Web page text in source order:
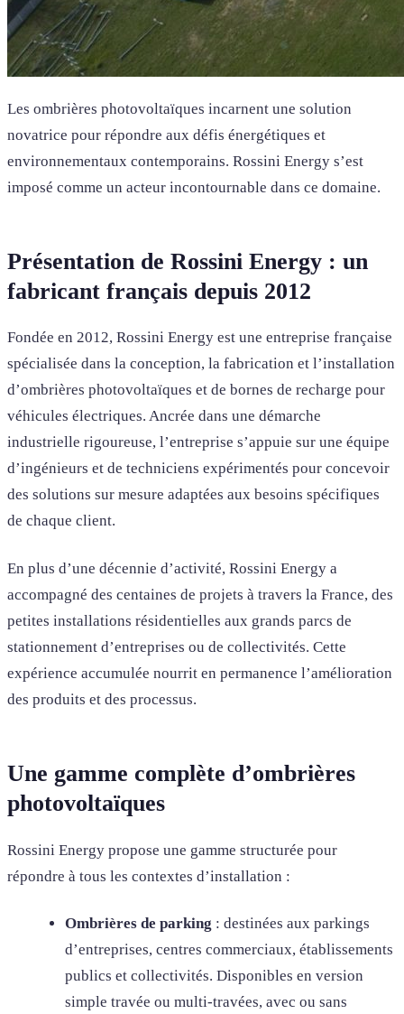
Les ombrières photovoltaïques incarnent une solution
novatrice pour répondre aux défis énergétiques et
environnementaux contemporains. Rossini Energy s’est
imposé comme un acteur incontournable dans ce domaine.
Présentation de Rossini Energy : un
fabricant français depuis 2012
Fondée en 2012, Rossini Energy est une entreprise française
spécialisée dans la conception, la fabrication et l’installation
d’ombrières photovoltaïques et de bornes de recharge pour
véhicules électriques. Ancrée dans une démarche
industrielle rigoureuse, l’entreprise s’appuie sur une équipe
d’ingénieurs et de techniciens expérimentés pour concevoir
des solutions sur mesure adaptées aux besoins spécifiques
de chaque client.
En plus d’une décennie d’activité, Rossini Energy a
accompagné des centaines de projets à travers la France, des
petites installations résidentielles aux grands parcs de
stationnement d’entreprises ou de collectivités. Cette
expérience accumulée nourrit en permanence l’amélioration
des produits et des processus.
Une gamme complète d’ombrières
photovoltaïques
Rossini Energy propose une gamme structurée pour
répondre à tous les contextes d’installation :
Ombrières de parking : destinées aux parkings
d’entreprises, centres commerciaux, établissements
publics et collectivités. Disponibles en version
simple travée ou multi-travées, avec ou sans